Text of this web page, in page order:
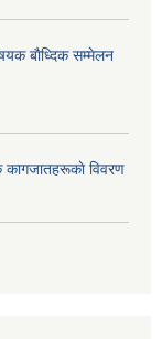
बाैध्दिक सम्मेलन
कागजातहरूकाे विवरण